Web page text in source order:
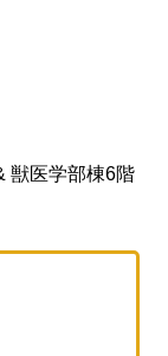
獣医学部棟6階